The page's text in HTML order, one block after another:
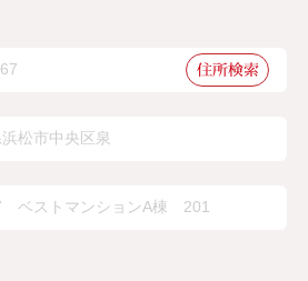
住所検索